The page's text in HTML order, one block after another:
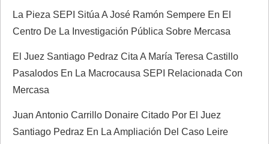
La Pieza SEPI Sitúa A José Ramón Sempere En El
Centro De La Investigación Pública Sobre Mercasa
El Juez Santiago Pedraz Cita A María Teresa Castillo
Pasalodos En La Macrocausa SEPI Relacionada Con
Mercasa
Juan Antonio Carrillo Donaire Citado Por El Juez
Santiago Pedraz En La Ampliación Del Caso Leire